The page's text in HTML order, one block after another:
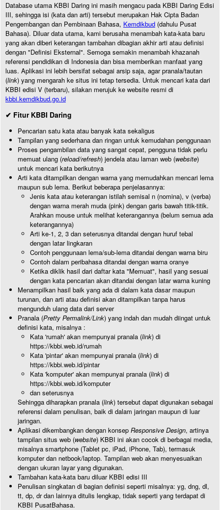
Database utama KBBI Daring ini masih mengacu pada KBBI Daring Edisi
III, sehingga isi (kata dan arti) tersebut merupakan Hak Cipta Badan
Pengembangan dan Pembinaan Bahasa, Kemdikbud (dahulu Pusat
Bahasa). Diluar data utama, kami berusaha menambah kata-kata baru
yang akan diberi keterangan tambahan dibagian akhir arti atau definisi
dengan "Definisi Eksternal". Semoga semakin menambah khazanah
referensi pendidikan di Indonesia dan bisa memberikan manfaat yang
luas. Aplikasi ini lebih bersifat sebagai arsip saja, agar pranala/tautan
(link) yang mengarah ke situs ini tetap tersedia. Untuk mencari kata dari
KBBI edisi V (terbaru), silakan merujuk ke website resmi di
kbbi.kemdikbud.go.id
✔ Fitur KBBI Daring
Pencarian satu kata atau banyak kata sekaligus
Tampilan yang sederhana dan ringan untuk kemudahan penggunaan
Proses pengambilan data yang sangat cepat, pengguna tidak perlu
memuat ulang (reload/refresh) jendela atau laman web (website)
untuk mencari kata berikutnya
Arti kata ditampilkan dengan warna yang memudahkan mencari lema
maupun sub lema. Berikut beberapa penjelasannya:
Jenis kata atau keterangan istilah semisal n (nomina), v (verba)
dengan warna merah muda (pink) dengan garis bawah titik-titik.
Arahkan mouse untuk melihat keterangannya (belum semua ada
keterangannya)
Arti ke-1, 2, 3 dan seterusnya ditandai dengan huruf tebal
dengan latar lingkaran
Contoh penggunaan lema/sub-lema ditandai dengan warna biru
Contoh dalam peribahasa ditandai dengan warna oranye
Ketika diklik hasil dari daftar kata "Memuat", hasil yang sesuai
dengan kata pencarian akan ditandai dengan latar warna kuning
Menampilkan hasil baik yang ada di dalam kata dasar maupun
turunan, dan arti atau definisi akan ditampilkan tanpa harus
mengunduh ulang data dari server
Pranala (Pretty Permalink/Link) yang indah dan mudah diingat untuk
definisi kata, misalnya :
Kata 'rumah' akan mempunyai pranala (link) di
https://kbbi.web.id/rumah
Kata 'pintar' akan mempunyai pranala (link) di
https://kbbi.web.id/pintar
Kata 'komputer' akan mempunyai pranala (link) di
https://kbbi.web.id/komputer
dan seterusnya
Sehingga diharapkan pranala (link) tersebut dapat digunakan sebagai
referensi dalam penulisan, baik di dalam jaringan maupun di luar
jaringan.
Aplikasi dikembangkan dengan konsep Responsive Design, artinya
tampilan situs web (website) KBBI ini akan cocok di berbagai media,
misalnya smartphone (Tablet pc, iPad, iPhone, Tab), termasuk
komputer dan netbook/laptop. Tampilan web akan menyesuaikan
dengan ukuran layar yang digunakan.
Tambahan kata-kata baru diluar KBBI edisi III
Penulisan singkatan di bagian definisi seperti misalnya: yg, dng, dl,
tt, dp, dr dan lainnya ditulis lengkap, tidak seperti yang terdapat di
KBBI PusatBahasa.